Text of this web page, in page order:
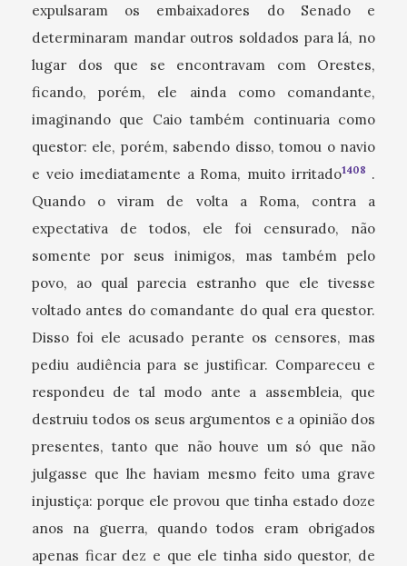
expulsaram os embaixadores do Senado e
determinaram mandar outros soldados para lá, no
lugar dos que se encontravam com Orestes,
ficando, porém, ele ainda como comandante,
imaginando que Caio também continuaria como
questor: ele, porém, sabendo disso, tomou o navio
e veio imediatamente a Roma, muito irritado1408 .
Quando o viram de volta a Roma, contra a
expectativa de todos, ele foi censurado, não
somente por seus inimigos, mas também pelo
povo, ao qual parecia estranho que ele tivesse
voltado antes do comandante do qual era questor.
Disso foi ele acusado perante os censores, mas
pediu audiência para se justificar. Compareceu e
respondeu de tal modo ante a assembleia, que
destruiu todos os seus argumentos e a opinião dos
presentes, tanto que não houve um só que não
julgasse que lhe haviam mesmo feito uma grave
injustiça: porque ele provou que tinha estado doze
anos na guerra, quando todos eram obrigados
apenas ficar dez e que ele tinha sido questor, de